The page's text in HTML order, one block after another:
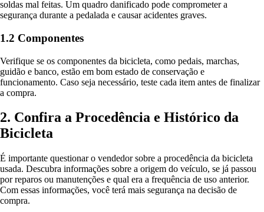
soldas mal feitas. Um quadro danificado pode comprometer a
segurança durante a pedalada e causar acidentes graves.
1.2 Componentes
Verifique se os componentes da bicicleta, como pedais, marchas,
guidão e banco, estão em bom estado de conservação e
funcionamento. Caso seja necessário, teste cada item antes de finalizar
a compra.
2. Confira a Procedência e Histórico da
Bicicleta
É importante questionar o vendedor sobre a procedência da bicicleta
usada. Descubra informações sobre a origem do veículo, se já passou
por reparos ou manutenções e qual era a frequência de uso anterior.
Com essas informações, você terá mais segurança na decisão de
compra.